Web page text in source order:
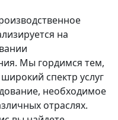
на
Мы гордимся тем,
спектр услуг
необходимое
отраслях.